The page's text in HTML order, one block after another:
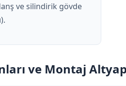
ve silindirik gövde
ve Montaj